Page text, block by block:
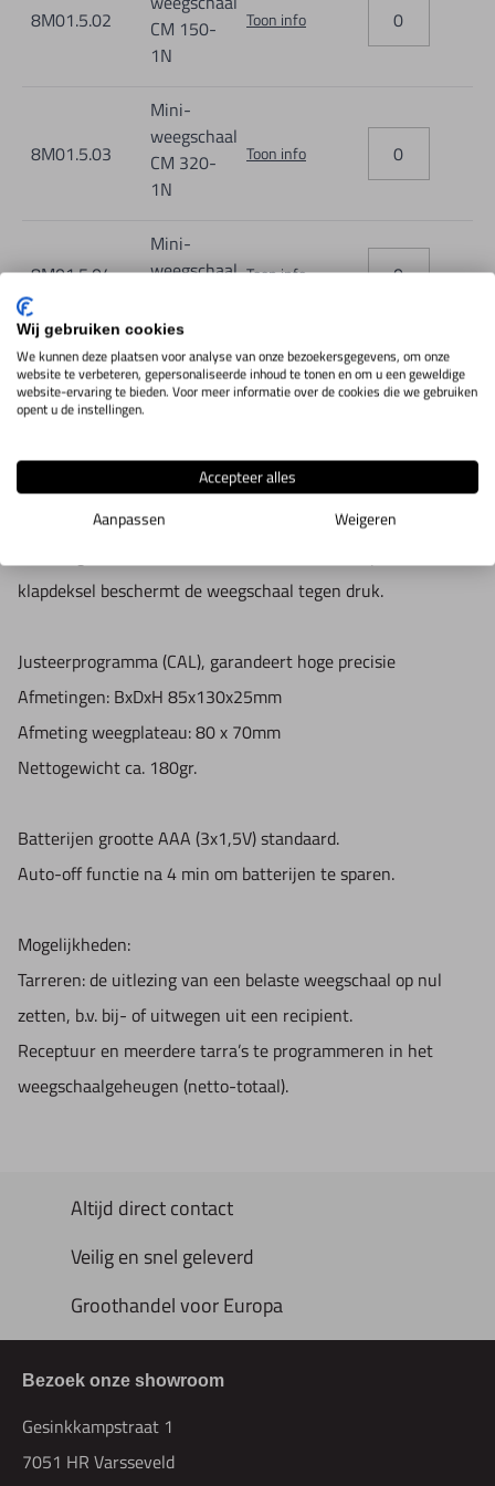
8M01.5.02
CM 150-
1N
Toon info
8M01.5.03
Mini-
weegschaal
CM 320-
1N
Toon info
8M01.5.04
Mini-
weegschaal Toon info
IN WINKELWAGEN
Productomschrijving
klapdeksel beschermt de weegschaal tegen druk.
Justeerprogramma (CAL), garandeert hoge precisie
Afmetingen: BxDxH 85x130x25mm
Afmeting weegplateau: 80 x 70mm
Nettogewicht ca. 180gr.
Batterijen grootte AAA (3x1,5V) standaard.
Auto-off functie na 4 min om batterijen te sparen.
Mogelijkheden:
Tarreren: de uitlezing van een belaste weegschaal op nul
zetten, b.v. bij- of uitwegen uit een recipient.
Receptuur en meerdere tarra’s te programmeren in het
weegschaalgeheugen (netto-totaal).
Altijd direct contact
Veilig en snel geleverd
Groothandel voor Europa
Bezoek onze showroom
Gesinkkampstraat 1
7051 HR Varsseveld
Wij gebruiken cookies
We kunnen deze plaatsen voor analyse van onze bezoekersgegevens, om onze
website te verbeteren, gepersonaliseerde inhoud te tonen en om u een geweldige
website-ervaring te bieden. Voor meer informatie over de cookies die we gebruiken
opent u de instellingen.
Accepteer alles
Aanpassen
Weigeren